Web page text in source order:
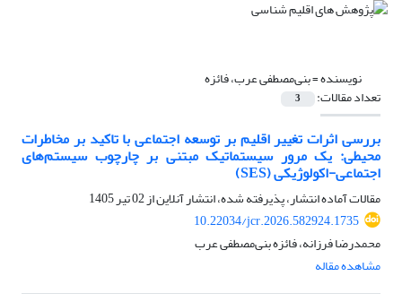
نویسنده =بنی‌مصطفی عرب، فائزه
تعداد مقالات: 3
بررسی اثرات تغییر اقلیم بر توسعه اجتماعی با تاکید بر مخاطرات
محیطی: یک مرور سیستماتیک مبتنی بر چارچوب سیستم‌های
اجتماعی-اکولوژیکی (SES)
مقالات آماده انتشار، پذیرفته شده، انتشار آنلاین از02 تیر 1405
10.22034/jcr.2026.582924.1735
محمدرضا فرزانه، فائزه بنی‌مصطفی عرب
مشاهده مقاله